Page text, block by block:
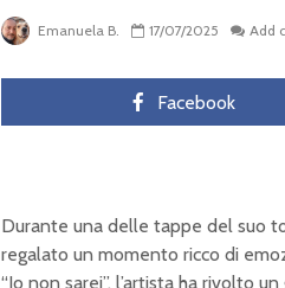
Emanuela B. 17/07/2025 Add
Facebook
Durante una delle tappe del suo
regalato un momento ricco di
“Io non sarei”, l’artista ha rivolto